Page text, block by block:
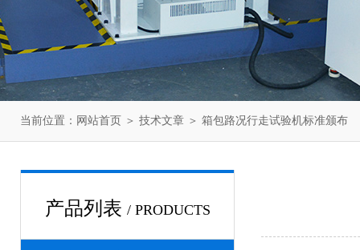
当前位置： 网站首页 ＞ 技术文章 ＞ 箱包路况行走试验机标准颁布
产品列表 / PRODUCTS